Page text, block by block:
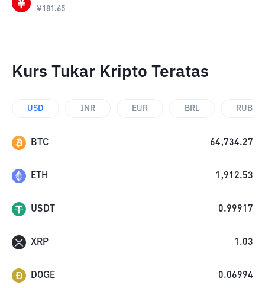
¥181.65
Kurs Tukar Kripto Teratas
USD INR EUR BRL RUB
BTC 64,734.27
ETH 1,912.53
USDT 0.99917
XRP 1.03
DOGE 0.06994